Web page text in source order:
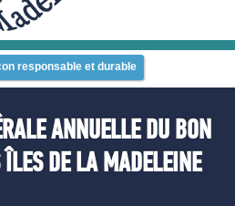
responsable et durable
ANNUELLE DU BON
DE LA MADELEINE